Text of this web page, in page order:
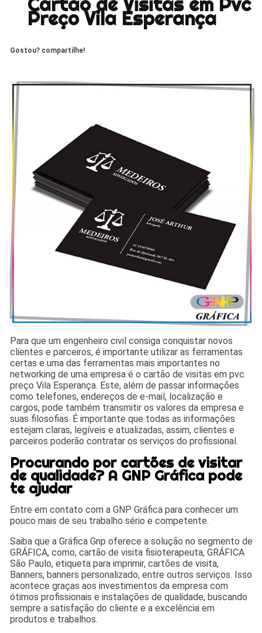
Preço Vila Esperança
Gostou? compartilhe!
Para que um engenheiro civil consiga conquistar novos
clientes e parceiros, é importante utilizar as ferramentas
certas e uma das ferramentas mais importantes no
networking de uma empresa é o cartão de visitas em pvc
preço Vila Esperança. Este, além de passar informações
como telefones, endereços de e-mail, localização e
cargos, pode também transmitir os valores da empresa e
suas filosofias. É importante que todas as informações
estejam claras, legíveis e atualizadas, assim, clientes e
parceiros poderão contratar os serviços do profissional.
Procurando por cartões de visitar
de qualidade? A GNP Gráfica pode
te ajudar
Entre em contato com a GNP Gráfica para conhecer um
pouco mais de seu trabalho sério e competente.
Saiba que a Gráfica Gnp oferece a solução no segmento de
GRÁFICA, como, cartão de visita fisioterapeuta, GRÁFICA
São Paulo, etiqueta para imprimir, cartões de visita,
Banners, banners personalizado, entre outros serviços. Isso
acontece graças aos investimentos da empresa com
ótimos profissionais e instalações de qualidade, buscando
sempre a satisfação do cliente e a excelência em
produtos e trabalhos.